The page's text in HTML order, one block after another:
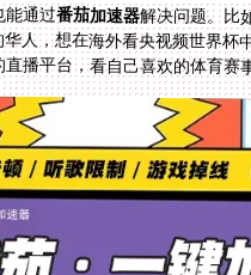
能通过番茄加速器解决问题。比
人，想在海外看央视频世界杯
播平台，看自己喜欢的体育赛